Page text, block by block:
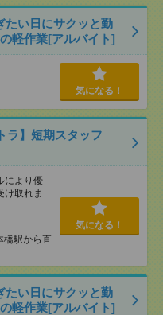
たい日にサクッと勤
軽作業[アルバイト]
気になる！
ラ】短期スタッフ
より優
け取れま
駅から直
気になる！
たい日にサクッと勤
軽作業[アルバイト]